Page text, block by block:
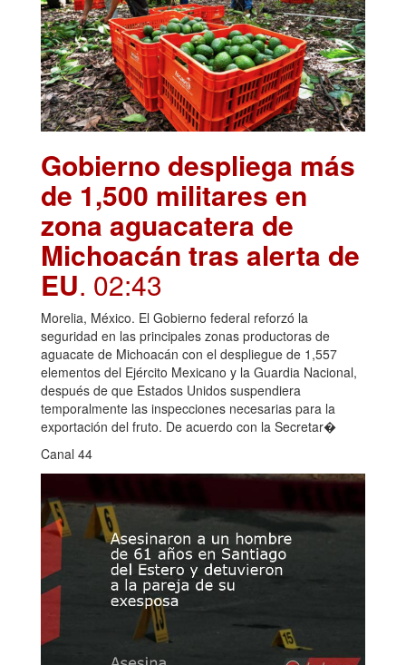
Gobierno despliega más
de 1,500 militares en
zona aguacatera de
Michoacán tras alerta de
EU. 02:43
Morelia, México. El Gobierno federal reforzó la
seguridad en las principales zonas productoras de
aguacate de Michoacán con el despliegue de 1,557
elementos del Ejército Mexicano y la Guardia Nacional,
después de que Estados Unidos suspendiera
temporalmente las inspecciones necesarias para la
exportación del fruto. De acuerdo con la Secretar�
Canal 44